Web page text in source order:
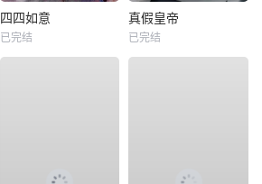
四四如意
已完结
真假皇帝
已完结